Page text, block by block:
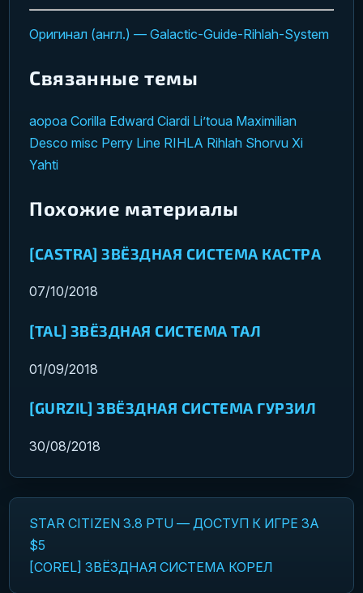
Оригинал (англ.) — Galactic-Guide-Rihlah-System
Связанные темы
aopoa Corilla Edward Ciardi Li’toua Maximilian
Desco misc Perry Line RIHLA Rihlah Shorvu Xi
Yahti
Похожие материалы
[CASTRA] ЗВЁЗДНАЯ СИСТЕМА КАСТРА
07/10/2018
[TAL] ЗВЁЗДНАЯ СИСТЕМА ТАЛ
01/09/2018
[GURZIL] ЗВЁЗДНАЯ СИСТЕМА ГУРЗИЛ
30/08/2018
Навигация по записям
STAR CITIZEN 3.8 PTU — ДОСТУП К ИГРЕ ЗА
$5
[COREL] ЗВЁЗДНАЯ СИСТЕМА КОРЕЛ